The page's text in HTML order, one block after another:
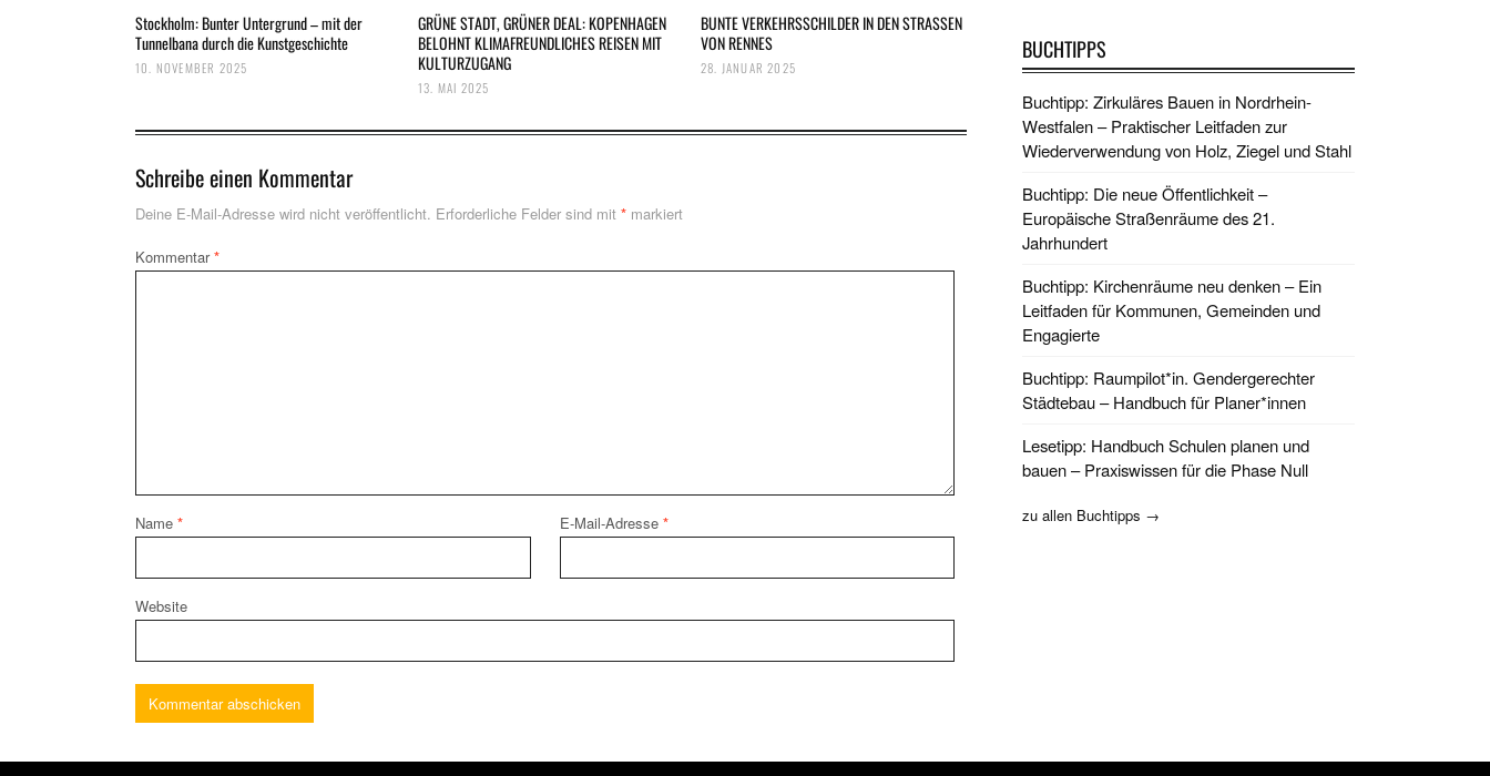
Stockholm: Bunter Untergrund – mit der
Tunnelbana durch die Kunstgeschichte
10. NOVEMBER 2025
GRÜNE STADT, GRÜNER DEAL: KOPENHAGEN
BELOHNT KLIMAFREUNDLICHES REISEN MIT
KULTURZUGANG
13. MAI 2025
BUNTE VERKEHRSSCHILDER IN DEN STRASSEN
VON RENNES
28. JANUAR 2025
Schreibe einen Kommentar
Deine E-Mail-Adresse wird nicht veröffentlicht. Erforderliche Felder sind mit * markiert
Kommentar*
Name * E-Mail-Adresse *
Website
BUCHTIPPS
Buchtipp: Zirkuläres Bauen in Nordrhein-
Westfalen – Praktischer Leitfaden zur
Wiederverwendung von Holz, Ziegel und Stahl
Buchtipp: Die neue Öffentlichkeit –
Europäische Straßenräume des 21.
Jahrhundert
Buchtipp: Kirchenräume neu denken – Ein
Leitfaden für Kommunen, Gemeinden und
Engagierte
Buchtipp: Raumpilot*in. Gendergerechter
Städtebau – Handbuch für Planer*innen
Lesetipp: Handbuch Schulen planen und
bauen – Praxiswissen für die Phase Null
zu allen Buchtipps →